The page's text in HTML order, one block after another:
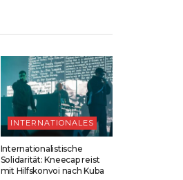
INTERNATIONALES
Internationalistische
Solidarität: Kneecap reist
mit Hilfskonvoi nach Kuba